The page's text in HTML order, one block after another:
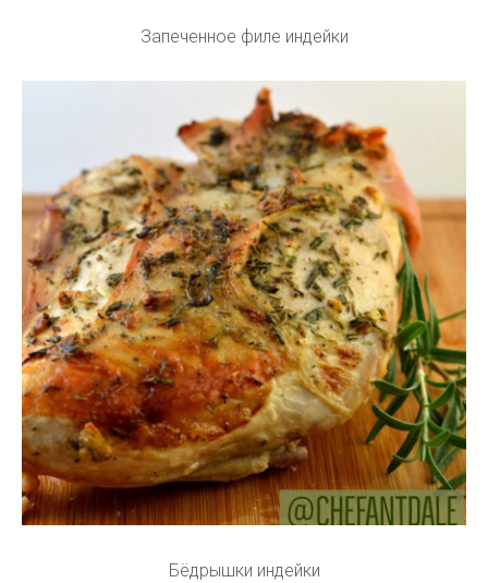
Запеченное филе индейки
Бёдрышки индейки